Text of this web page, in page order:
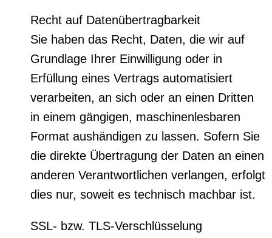
Recht auf Datenübertragbarkeit
Sie haben das Recht, Daten, die wir auf
Grundlage Ihrer Einwilligung oder in
Erfüllung eines Vertrags automatisiert
verarbeiten, an sich oder an einen Dritten
in einem gängigen, maschinenlesbaren
Format aushändigen zu lassen. Sofern Sie
die direkte Übertragung der Daten an einen
anderen Verantwortlichen verlangen, erfolgt
dies nur, soweit es technisch machbar ist.
SSL- bzw. TLS-Verschlüsselung